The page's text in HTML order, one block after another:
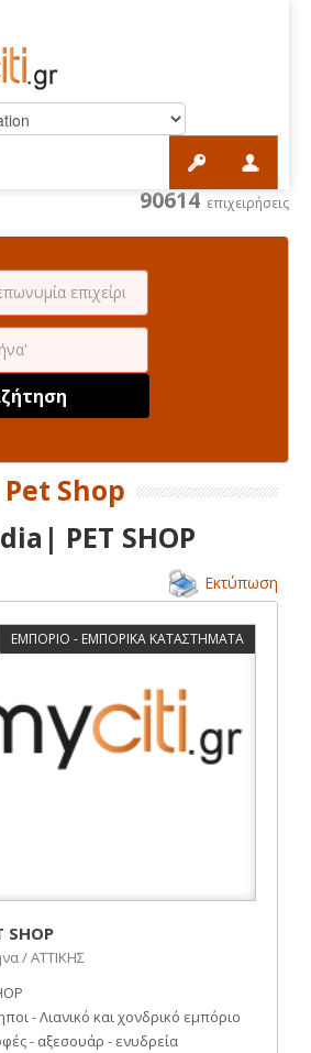
90614 επιχειρήσεις
Pet Shop
PET SHOP
Εκτύπωση
ΕΜΠΟΡΙΟ - ΕΜΠΟΡΙΚΑ ΚΑΤΑΣΤΗΜΑΤΑ
SHOP
/ ΑΤΤΙΚΗΣ
- Λιανικό και χονδρικό εμπόριο
- αξεσουάρ - ενυδρεία